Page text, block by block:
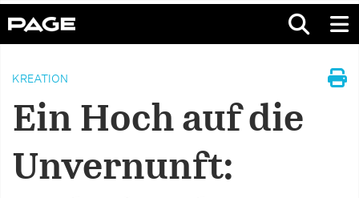
KREATION
Ein Hoch auf die
Unvernunft: